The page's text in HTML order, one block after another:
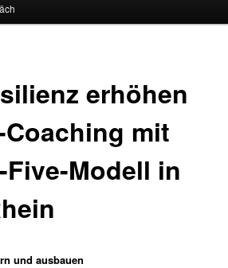
erhöhen
mit
Modell in
und ausbauen